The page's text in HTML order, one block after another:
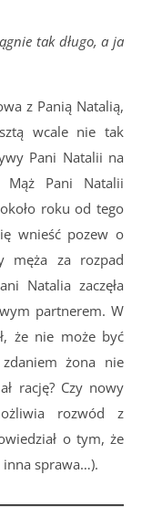
tak długo, a ja
z Panią Natalią,
wcale nie tak
Pani Natalii na
Mąż Pani Natalii
roku od tego
wnieść pozew o
męża za rozpad
Natalia zaczęła
partnerem. W
że nie może być
żona nie
rację? Czy nowy
rozwód z
o tym, że
sprawa…).